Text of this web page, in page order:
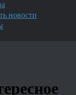
новости